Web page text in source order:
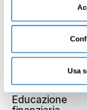
tecnici necessari al
Usa
Business
Produttività
Gestione aziendale
Educazione